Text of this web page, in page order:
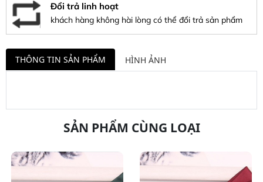
Đổi trả linh hoạt
khách hàng không hài lòng có thể đổi trả sản phẩm
THÔNG TIN SẢN PHẨM HÌNH ẢNH
SẢN PHẨM CÙNG LOẠI